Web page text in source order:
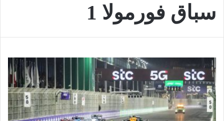
سباق فورمولا 1